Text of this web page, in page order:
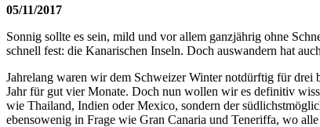
05/11/2017
Sonnig sollte es sein, mild und vor allem ganzjährig ohne
schnell fest: die Kanarischen Inseln. Doch auswandern hat
Jahrelang waren wir dem Schweizer Winter notdürftig für drei
Jahr für gut vier Monate. Doch nun wollen wir es definitiv
wie Thailand, Indien oder Mexico, sondern der
ebensowenig in Frage wie Gran Canaria und Teneriffa, wo